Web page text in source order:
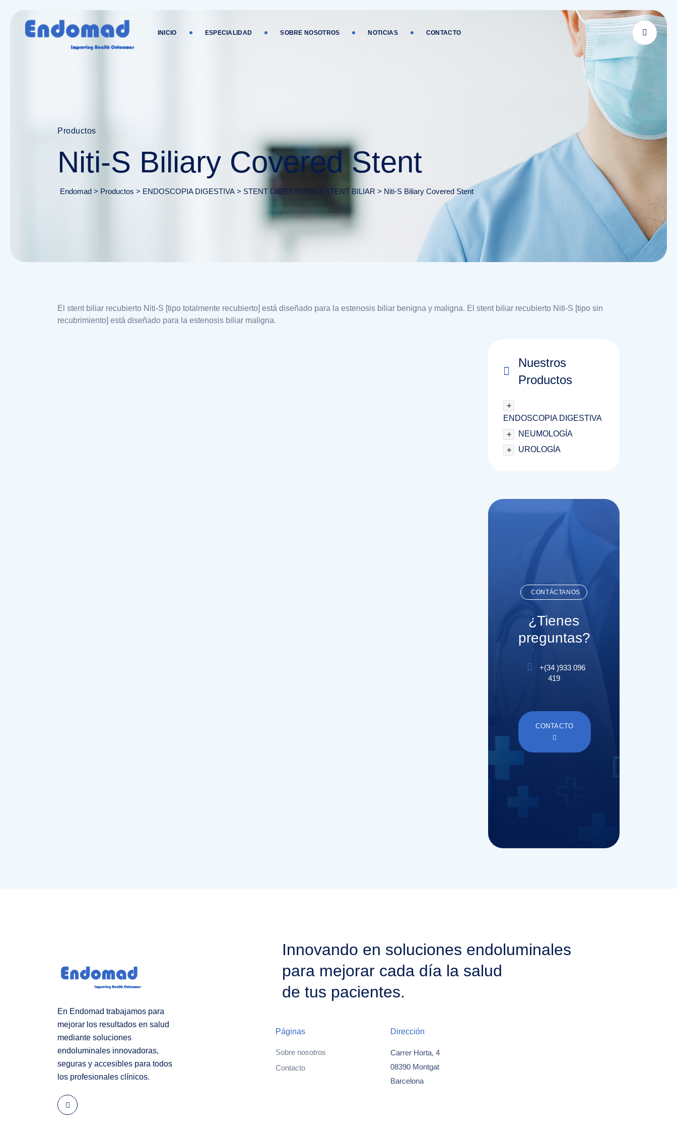
contenido
INICIO ESPECIALIDAD SOBRE NOSOTROS NOTICIAS CONTACTO
Productos
Niti-S Biliary Covered Stent
Endomad > Productos > ENDOSCOPIA DIGESTIVA > STENT DIGESTIVOS > STENT BILIAR > Niti-S Biliary Covered Stent
El stent biliar recubierto Niti-S [tipo totalmente recubierto] está diseñado para la estenosis biliar benigna y maligna. El stent biliar recubierto Niti-S [tipo sin
recubrimiento] está diseñado para la estenosis biliar maligna.
Nuestros
Productos
+
ENDOSCOPIA DIGESTIVA
+
NEUMOLOGÍA
+
UROLOGÍA
CONTÁCTANOS
¿Tienes
preguntas?
+(34 )933 096
419
CONTACTO
Innovando en soluciones endoluminales
para mejorar cada día la salud
de tus pacientes.
En Endomad trabajamos para
mejorar los resultados en salud
mediante soluciones
endoluminales innovadoras,
seguras y accesibles para todos
los profesionales clínicos.
Páginas
Sobre nosotros
Contacto
Dirección
Carrer Horta, 4
08390 Montgat
Barcelona